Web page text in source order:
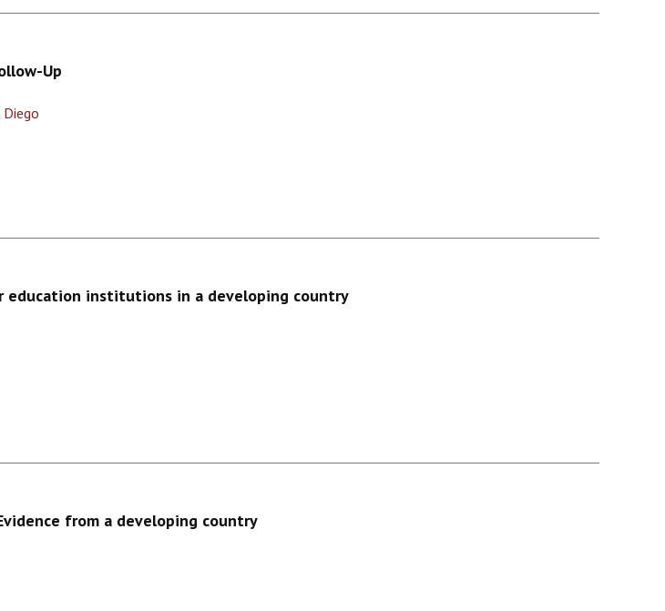
Up
education institutions in a developing country
from a developing country